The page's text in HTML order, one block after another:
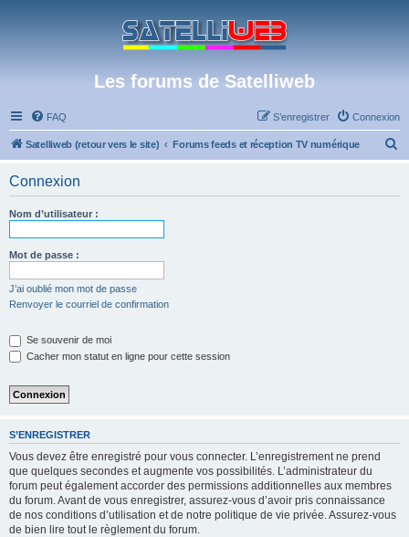
Les forums de Satelliweb
FAQ Connexion
S’enregistrer
Satelliweb (retour vers le site) Forums feeds et réception TV numérique
Connexion
Nom d’utilisateur :
Mot de passe :
J’ai oublié mon mot de passe
Renvoyer le courriel de confirmation
Se souvenir de moi
Cacher mon statut en ligne pour cette session
S’ENREGISTRER
Vous devez être enregistré pour vous connecter. L’enregistrement ne prend
que quelques secondes et augmente vos possibilités. L’administrateur du
forum peut également accorder des permissions additionnelles aux membres
du forum. Avant de vous enregistrer, assurez-vous d’avoir pris connaissance
de nos conditions d’utilisation et de notre politique de vie privée. Assurez-vous
de bien lire tout le règlement du forum.